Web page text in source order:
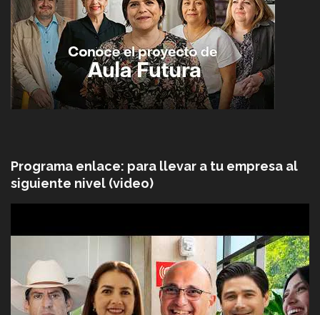
Programa enlace: para llevar a tu empresa al
siguiente nivel (video)